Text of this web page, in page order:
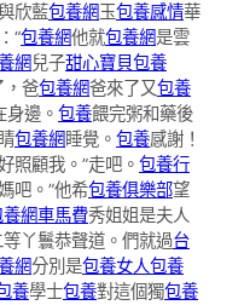
欣藍包養網玉包養感情華
：“包養網他就包養網是雲
網兒子甜心寶貝包養
，爸包養網爸來了又包養
身邊。 包養餵完粥和藥後
包養網睡覺。 包養感謝！
照顧我。”走吧。 包養行
吧。”他希包養俱樂部望
養網車馬費秀姐姐是夫人
等丫鬟恭聲道。們就過台
網分別是包養女人包養
養學士包養對這個獨包養